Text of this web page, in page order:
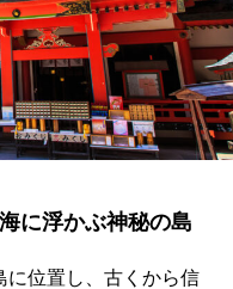
に浮かぶ神秘の島
に位置し、古くから信